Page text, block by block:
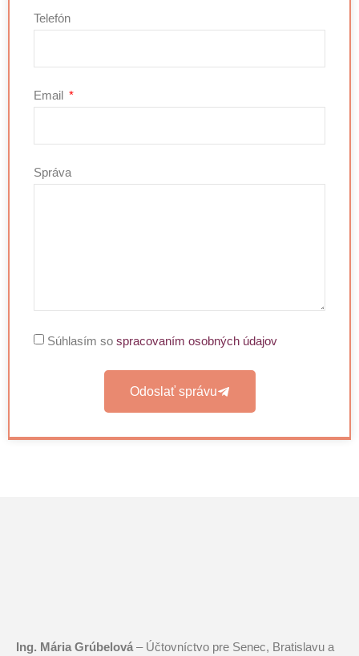
Telefón
Email
Správa
Súhlasím so spracovaním osobných údajov
Odoslať správu
Ing. Mária Grúbelová – Účtovníctvo pre Senec, Bratislavu a